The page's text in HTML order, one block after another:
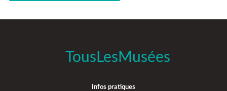
TousLesMusées
Infos pratiques